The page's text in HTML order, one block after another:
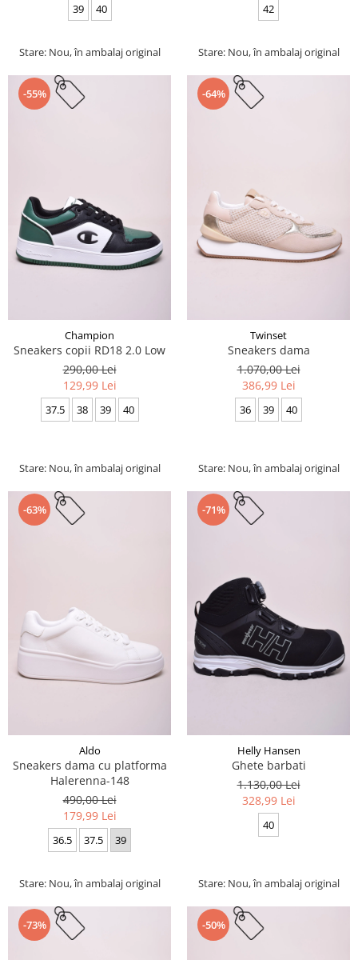
39 40
Stare: Nou, în ambalaj original
42
Stare: Nou, în ambalaj original
-55%
Champion
Sneakers copii RD18 2.0 Low
290,00 Lei
129,99 Lei
37.5 38 39 40
Stare: Nou, în ambalaj original
-64%
Twinset
Sneakers dama
1.070,00 Lei
386,99 Lei
36 39 40
Stare: Nou, în ambalaj original
-63%
Aldo
Sneakers dama cu platforma
Halerenna-148
490,00 Lei
179,99 Lei
36.5 37.5 39
Stare: Nou, în ambalaj original
-71%
Helly Hansen
Ghete barbati
1.130,00 Lei
328,99 Lei
40
Stare: Nou, în ambalaj original
-73% -50%